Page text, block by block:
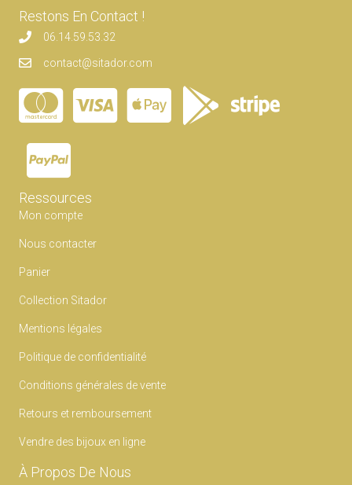
Restons En Contact !
06.14.59.53.32
contact@sitador.com
Ressources
Mon compte
Nous contacter
Panier
Collection Sitador
Mentions légales
Politique de confidentialité
Conditions générales de vente
Retours et remboursement
Vendre des bijoux en ligne
À Propos De Nous